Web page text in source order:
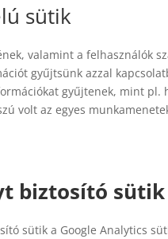
sütik
valamint a felhasználók
gyűjtsünk azzal
gyűjtenek, mint
volt az egyes
biztosító sütik
sütik a Google Analytics